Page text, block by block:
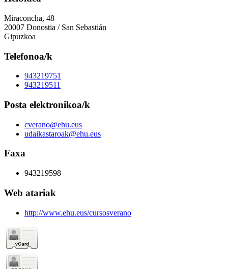
Miraconcha, 48
20007 Donostia / San Sebastián
Gipuzkoa
Telefonoa/k
943219751
943219511
Posta elektronikoa/k
cverano@ehu.eus
udaikastaroak@ehu.eus
Faxa
943219598
Web atariak
http://www.ehu.eus/cursosverano